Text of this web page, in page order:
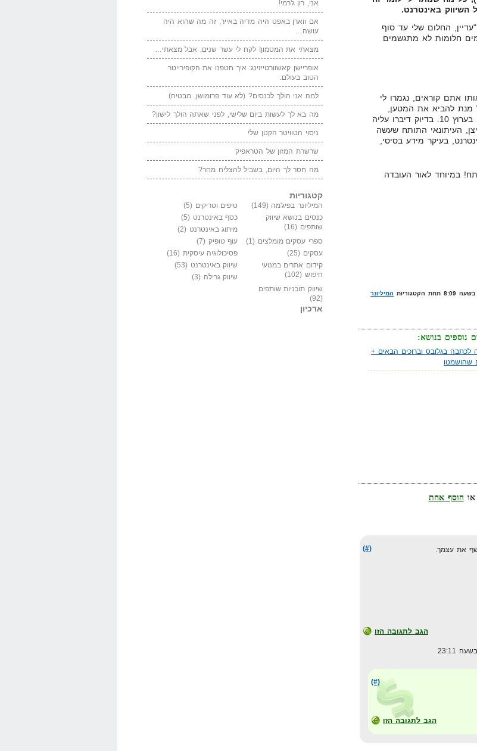
באינטרנט.
החלום שלי עד סוף
חלומות לא מתגשמים
אתם קוראים, נגמרו לי
מנת להביא את המטען,
ופתאום אני רואה בטלוויזיה בסלון, את הכתבה בערוץ 10. בדיוק דיברו עליה
העיתונאי התותח שעשה
בעיקר מידע בסיסי,
במיוחד לאור העובדה
המיליונר
נוספים בנושא:
לכתבה בגלובס וברוכים הבאים +
שהושמטו
הוסף אחת
(#) את עצמך.
הגב לתגובה הזו
(#)
הגב לתגובה הזו
אני, רון ג'רמי!
אם ווארן באפט היה מדיה באייר, זה מה שהוא היה
עושה…
מצאתי את המטמון! לקח לי עשר שנים, אבל מצאתי…
אופריישן קאשוורטייזינג: איך חטפנו את הקופירייטר
הטוב בעולם.
למה אני הולך לכנסים? (לא עוד פרומושן, מבטיח)
מה בא לך לעשות ביום שלישי, לפני שאתה הולך לישון?
ניסוי הטוויטר הקטן שלי
שרשרת המזון של הטראפיק
מה חסר לך היום, בשביל להצליח מחר?
קטגוריות
המיליונר בפיג'מה (149) טיפים וטריקים (5)
כנסים בנושא שיווק
שותפים (16)
כסף באינטרנט (5)
מיתוג באינטרנט (2)
ספרי עסקים מומלצים (1) עוף טופיק (7)
עסקים (25) פסיכולוגיה עיסקית (16)
קידום אתרים במנועי
חיפוש (102)
שיווק באינטרנט (53)
שיווק גרילה (3)
שיווק תוכניות שותפים
(92)
ארכיון